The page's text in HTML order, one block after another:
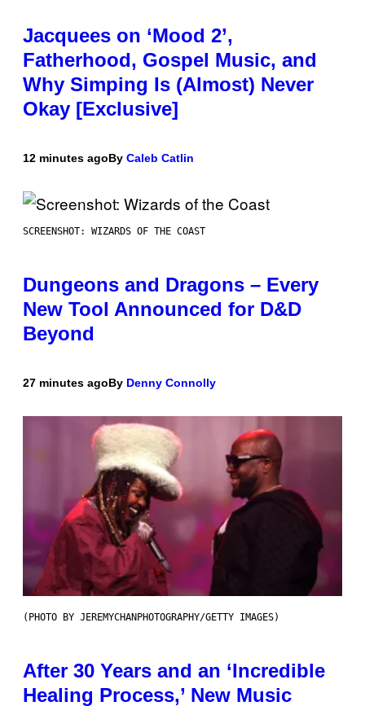
Jacquees on ‘Mood 2’,
Fatherhood, Gospel Music, and
Why Simping Is (Almost) Never
Okay [Exclusive]
12 minutes agoBy Caleb Catlin
SCREENSHOT: WIZARDS OF THE COAST
Dungeons and Dragons – Every
New Tool Announced for D&D
Beyond
27 minutes agoBy Denny Connolly
(PHOTO BY JEREMYCHANPHOTOGRAPHY/GETTY IMAGES)
After 30 Years and an ‘Incredible
Healing Process,’ New Music